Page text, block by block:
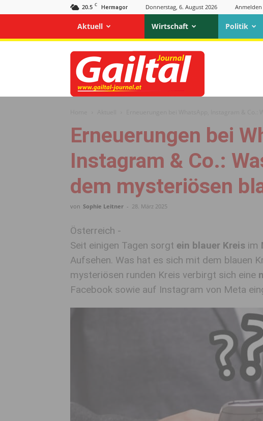
20.5 C Hermagor Donnerstag, 6. August 2026 Anmelden
Aktuell Wirtschaft Politik
Gailtal
Journal
Erneuerungen bei
Instagram & Co.:
dem mysteriösen
von Sophie Leitner - 28. März 2025
Österreich -
Seit einigen Tagen sorgt ein blauer Kreis im
Aufsehen. Was hat es sich mit dem blauen
mysteriösen runden Kreis verbirgt sich eine
Facebook sowie auf Instagram von Meta